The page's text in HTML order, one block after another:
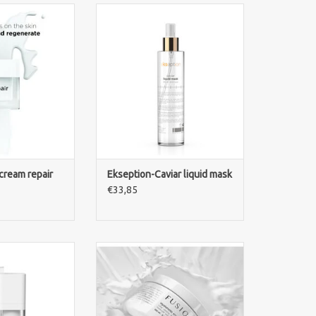
die die
und
nach
intensiven
unterstützt.
HINZUFÜGEN
repair
ist eine luxuriöse Anti-Aging
Spraymaske, die die Haut
hydratisiert, strafft und
revitalisiert.
ZUM WARENKORB HINZUFÜGEN
Ekseption-Caviar liquid mask
€33,85
und
strahlenden
Die Fusion Meso HYALURONIC
CRYO-MASK 100ml spendet
intensive Feuchtigkeit, kühlt die
Haut und reduziert Anzeichen
von Müdigkeit für ein frisches und